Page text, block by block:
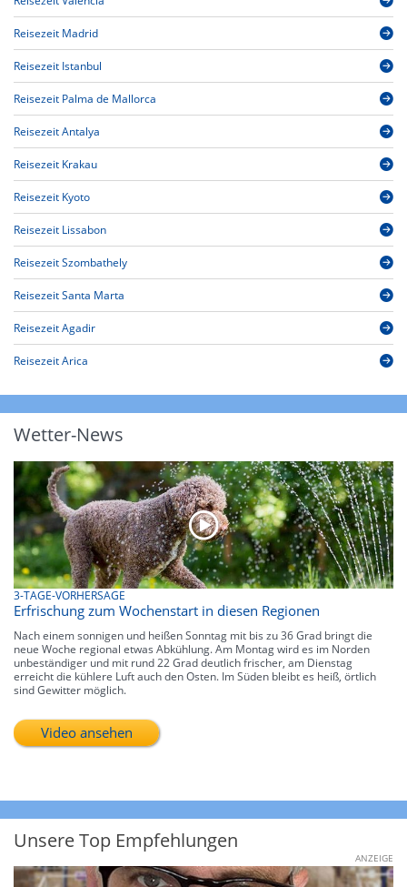
Reisezeit Madrid
Reisezeit Istanbul
Reisezeit Palma de Mallorca
Reisezeit Antalya
Reisezeit Krakau
Reisezeit Kyoto
Reisezeit Lissabon
Reisezeit Szombathely
Reisezeit Santa Marta
Reisezeit Agadir
Reisezeit Arica
Wetter-News
3-TAGE-VORHERSAGE
Erfrischung zum Wochenstart in diesen Regionen
Nach einem sonnigen und heißen Sonntag mit bis zu 36 Grad bringt die
neue Woche regional etwas Abkühlung. Am Montag wird es im Norden
unbeständiger und mit rund 22 Grad deutlich frischer, am Dienstag
erreicht die kühlere Luft auch den Osten. Im Süden bleibt es heiß, örtlich
sind Gewitter möglich.
Video ansehen
Unsere Top Empfehlungen
ANZEIGE